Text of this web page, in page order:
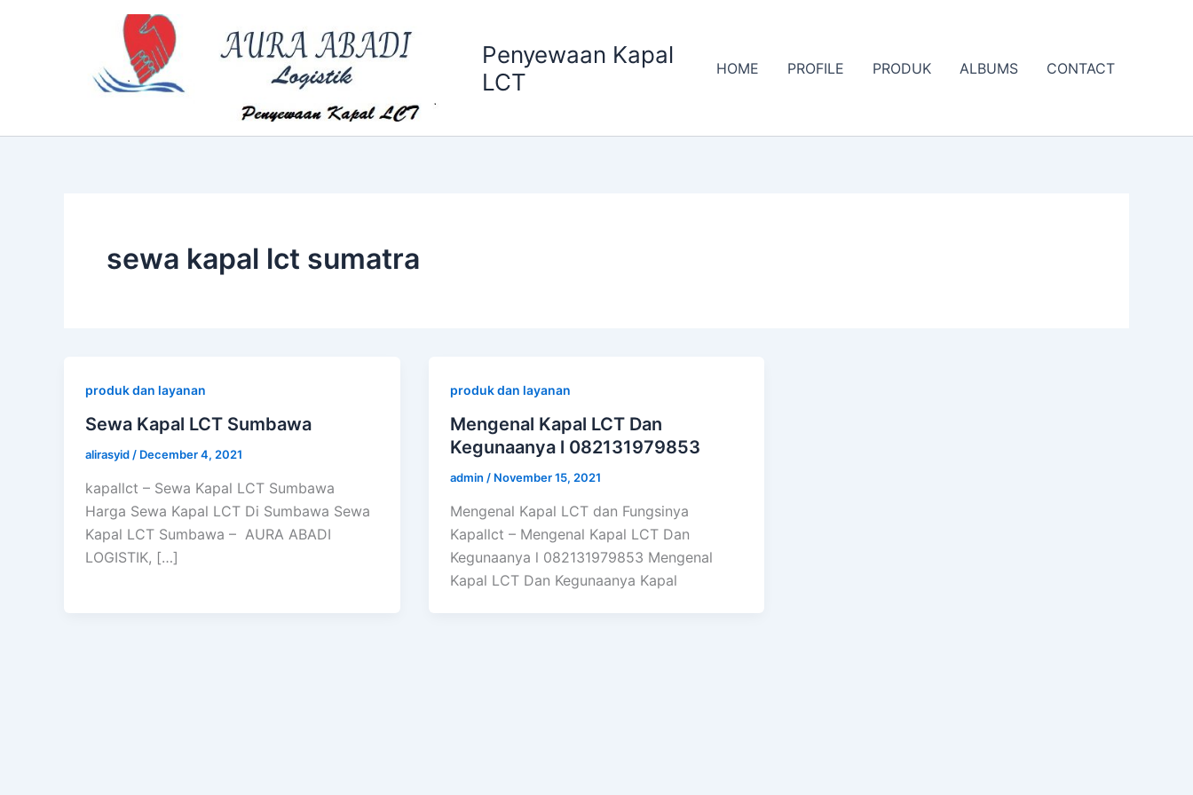
Penyewaan Kapal
LCT
HOME PROFILE PRODUK ALBUMS CONTACT
sewa kapal lct sumatra
produk dan layanan
Sewa Kapal LCT Sumbawa
alirasyid / December 4, 2021
kapallct – Sewa Kapal LCT Sumbawa
Harga Sewa Kapal LCT Di Sumbawa Sewa
Kapal LCT Sumbawa – AURA ABADI
LOGISTIK, […]
produk dan layanan
Mengenal Kapal LCT Dan
Kegunaanya l 082131979853
admin / November 15, 2021
Mengenal Kapal LCT dan Fungsinya
Kapallct – Mengenal Kapal LCT Dan
Kegunaanya l 082131979853 Mengenal
Kapal LCT Dan Kegunaanya Kapal